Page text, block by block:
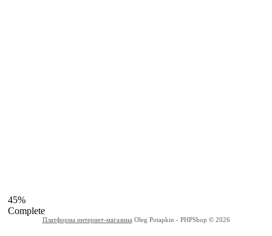
45%
Complete
Платформа интернет-магазина Oleg Potapkin - PHPShop © 2026